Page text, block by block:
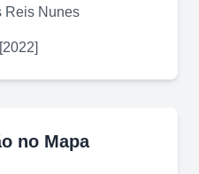
Reis Nunes
no Mapa